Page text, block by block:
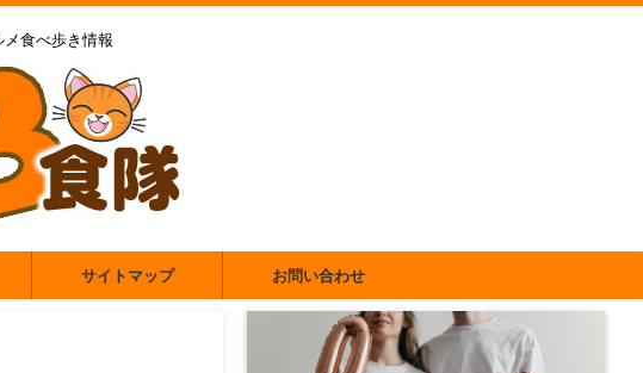
食べ歩き情報
サイトマップ お問い合わせ